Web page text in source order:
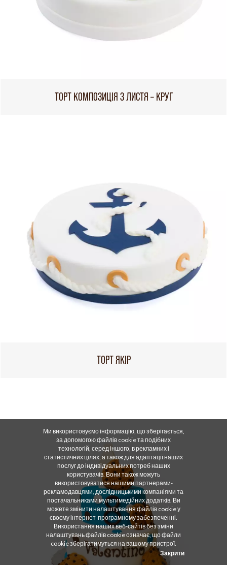
ТОРТ КОМПОЗИЦІЯ З ЛИСТЯ – КРУГ
ТОРТ ЯКІР
Ми використовуємо інформацію, що зберігається,
за допомогою файлів cookie та подібних
технологій, серед іншого, в рекламних і
статистичних цілях, а також для адаптації наших
послуг до індивідуальних потреб наших
користувачів. Вони також можуть
використовуватися нашими партнерами-
рекламодавцями, дослідницькими компаніями та
постачальниками мультимедійних додатків. Ви
можете змінити налаштування файлів cookie у
своєму інтернет-програмному забезпеченні.
Використання наших веб-сайтів без зміни
налаштувань файлів cookie означає, що файли
cookie зберігатимуться на вашому пристрої.
Закрити